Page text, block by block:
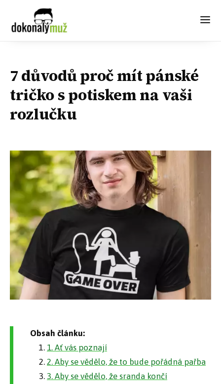
7 důvodů proč mít pánské
tričko s potiskem na vaši
rozlučku
Obsah článku:
1. Ať vás poznají
2. Aby se vědělo, že to bude pořádná pařba
3. Aby se vědělo, že sranda končí